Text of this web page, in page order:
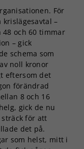
För
–
och 60 timmar
– gick
schema som
noll kronor
eftersom det
förändrad
8 och 16
gick de nu
för att
det på.
som helst, mitt i